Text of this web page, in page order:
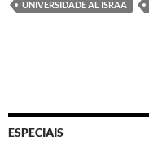
UNIVERSIDADE AL ISRAA
ESPECIAIS